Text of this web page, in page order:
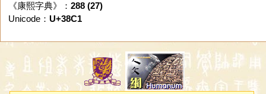
《康熙字典》： 288 (27)
Unicode： U+38C1